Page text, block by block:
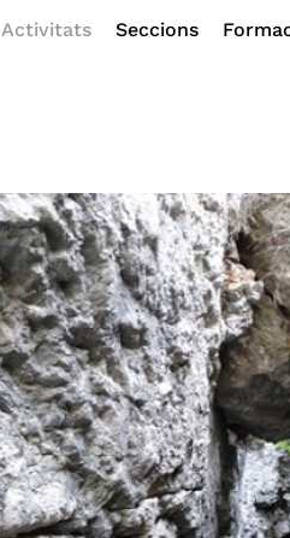
Activitats Seccions